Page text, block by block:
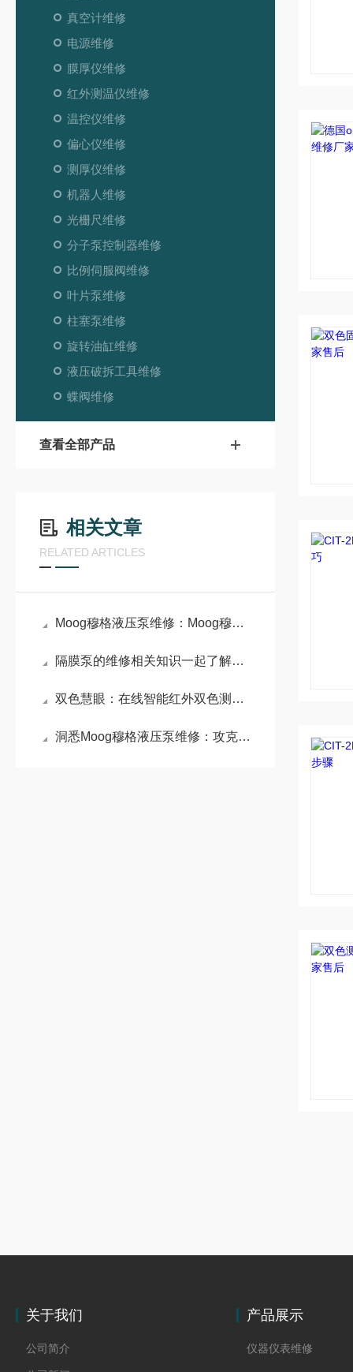
真空计维修
电源维修
膜厚仪维修
红外测温仪维修
温控仪维修
偏心仪维修
测厚仪维修
机器人维修
光栅尺维修
分子泵控制器维修
比例伺服阀维修
叶片泵维修
柱塞泵维修
旋转油缸维修
液压破拆工具维修
蝶阀维修
查看全部产品
相关文章
RELATED ARTICLES
Moog穆格液压泵维修：Moog穆格液压泵高性能与精密控制的代表
隔膜泵的维修相关知识一起了解下呢
双色慧眼：在线智能红外双色测温仪的工业革新之路
洞悉Moog穆格液压泵维修：攻克电液伺服控制的核心难题
关于我们
公司简介
产品展示
仪器仪表维修